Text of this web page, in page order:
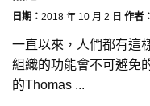
日期： 2018 年 10 月 2 日 作者：
一直以來，人們都有這
組織的功能會不可避免
的Thomas ...